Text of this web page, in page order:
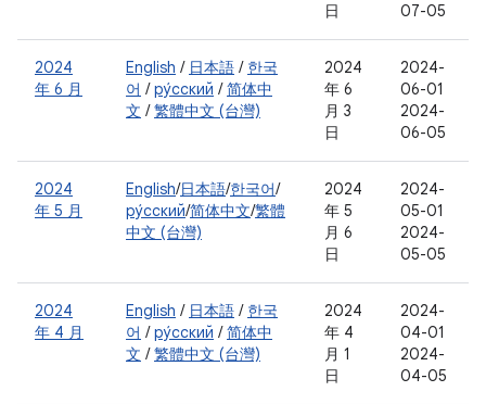
日
07-05
2024
年 6 月
English / 日本語 / 한국
어 /ру́сский /简体中
文 /繁體中文 (台灣)
2024
年 6
月 3
日
2024-
06-01
2024-
06-05
2024
年 5 月
English/日本語/한국어/
ру́сский/简体中文/繁體
中文 (台灣)
2024
年 5
月 6
日
2024-
05-01
2024-
05-05
2024
年 4 月
English / 日本語 / 한국
어 /ру́сский /简体中
文 /繁體中文 (台灣)
2024
年 4
月 1
日
2024-
04-01
2024-
04-05